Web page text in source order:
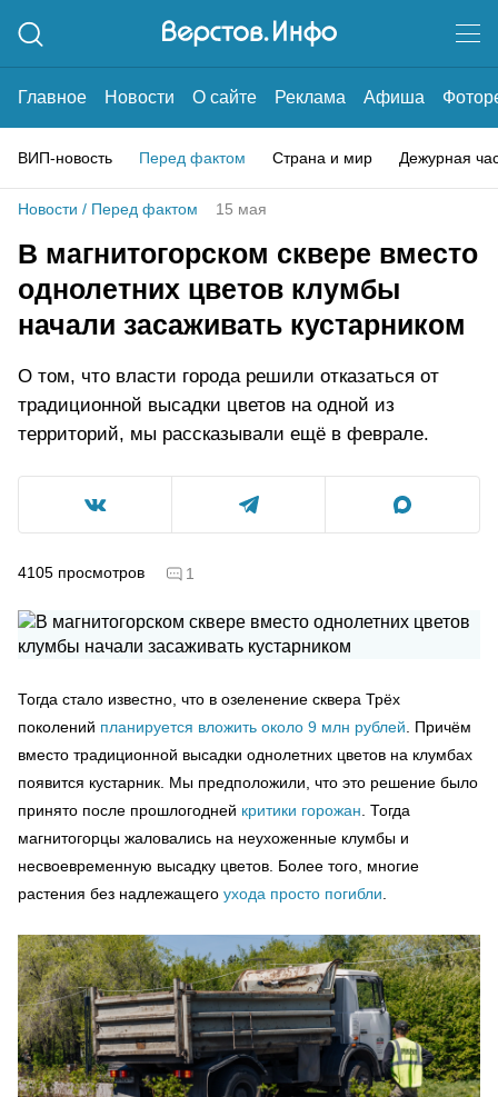
Главное Новости О сайте Реклама Афиша
ВИП-новость Перед фактом Страна и мир Дежурная
Новости / Перед фактом 15 мая
В магнитогорском сквере вместо
однолетних цветов клумбы
начали засаживать кустарником
О том, что власти города решили отказаться от
традиционной высадки цветов на одной из
территорий, мы рассказывали ещё в феврале.
4105 просмотров 1
Тогда стало известно, что в озеленение сквера Трёх
поколений планируется вложить около 9 млн рублей . Причём
вместо традиционной высадки однолетних цветов на клумбах
появится кустарник. Мы предположили, что это решение было
принято после прошлогодней критики горожан . Тогда
магнитогорцы жаловались на неухоженные клумбы и
несвоевременную высадку цветов. Более того, многие
растения без надлежащего ухода просто погибли